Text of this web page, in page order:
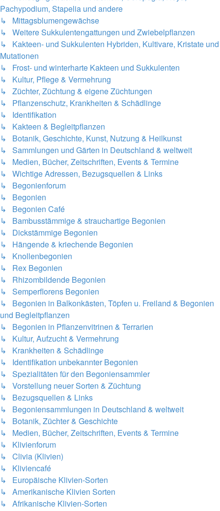
Pachypodium, Stapelia und andere
↳ Mittagsblumengewächse
↳ Weitere Sukkulentengattungen und Zwiebelpflanzen
↳ Kakteen- und Sukkulenten Hybriden, Kultivare, Kristate und
Mutationen
↳ Frost- und winterharte Kakteen und Sukkulenten
↳ Kultur, Pflege & Vermehrung
↳ Züchter, Züchtung & eigene Züchtungen
↳ Pflanzenschutz, Krankheiten & Schädlinge
↳ Identifikation
↳ Kakteen & Begleitpflanzen
↳ Botanik, Geschichte, Kunst, Nutzung & Heilkunst
↳ Sammlungen und Gärten in Deutschland & weltweit
↳ Medien, Bücher, Zeitschriften, Events & Termine
↳ Wichtige Adressen, Bezugsquellen & Links
↳ Begonienforum
↳ Begonien
↳ Begonien Café
↳ Bambusstämmige & strauchartige Begonien
↳ Dickstämmige Begonien
↳ Hängende & kriechende Begonien
↳ Knollenbegonien
↳ Rex Begonien
↳ Rhizombildende Begonien
↳ Semperflorens Begonien
↳ Begonien in Balkonkästen, Töpfen u. Freiland & Begonien
und Begleitpflanzen
↳ Begonien in Pflanzenvitrinen & Terrarien
↳ Kultur, Aufzucht & Vermehrung
↳ Krankheiten & Schädlinge
↳ Identifikation unbekannter Begonien
↳ Spezialitäten für den Begoniensammler
↳ Vorstellung neuer Sorten & Züchtung
↳ Bezugsquellen & Links
↳ Begoniensammlungen in Deutschland & weltweit
↳ Botanik, Züchter & Geschichte
↳ Medien, Bücher, Zeitschriften, Events & Termine
↳ Klivienforum
↳ Clivia (Klivien)
↳ Kliviencafé
↳ Europäische Klivien-Sorten
↳ Amerikanische Klivien Sorten
↳ Afrikanische Klivien-Sorten